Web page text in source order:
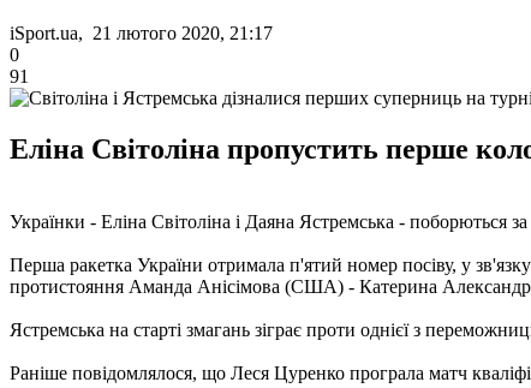
iSport.ua, 21 лютого 2020, 21:17
0
91
Еліна Світоліна пропустить перше
Українки - Еліна Світоліна і Даяна Ястремська - поборються
Перша ракетка України отримала п'ятий номер посіву, у
протистояння Аманда Анісімова (США) - Катерина
Ястремська на старті змагань зіграє проти однієї з
Раніше повідомлялося, що Леся Цуренко програла матч